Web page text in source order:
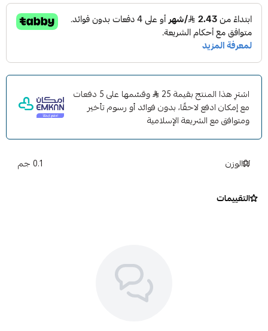
اشترِ هذا المنتج بقيمة 25
وقسّمها على 5 دفعات
مع إمكان ادفع لاحقًا، بدون فوائد أو رسوم تأخير
ومتوافق مع الشريعة الإسلامية
الوزن 0.1 جم
التقييمات